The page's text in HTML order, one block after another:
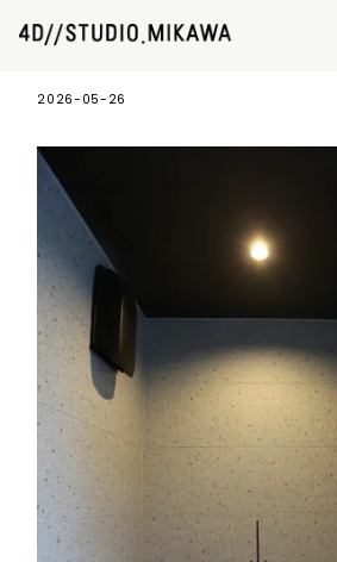
#139 H-HOUSE 04
2026-05-26